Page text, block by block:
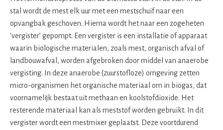
stal wordt de mest elk uur met een mestschuif naar een
opvangbak geschoven. Hierna wordt het naar een zogeheten
‘vergister’ gepompt. Een vergister is een installatie of apparaat
waarin biologische materialen, zoals mest, organisch afval of
landbouwafval, worden afgebroken door middel van anaerobe
vergisting. In deze anaerobe (zuurstofloze) omgeving zetten
micro-organismen het organische materiaal om in biogas, dat
voornamelijk bestaat uit methaan en koolstofdioxide. Het
resterende materiaal kan als meststof worden gebruikt. In dit
vergister wordt een mestmixer geplaatst. Deze voortdurend